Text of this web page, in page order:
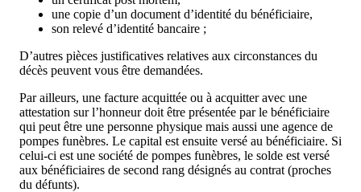
une copie d’un document d’identité du bénéficiaire,
son relevé d’identité bancaire ;
D’autres pièces justificatives relatives aux circonstances du
décès peuvent vous être demandées.
Par ailleurs, une facture acquittée ou à acquitter avec une
attestation sur l’honneur doit être présentée par le bénéficiaire
qui peut être une personne physique mais aussi une agence de
pompes funèbres. Le capital est ensuite versé au bénéficiaire. Si
celui-ci est une société de pompes funèbres, le solde est versé
aux bénéficiaires de second rang désignés au contrat (proches
du défunts).